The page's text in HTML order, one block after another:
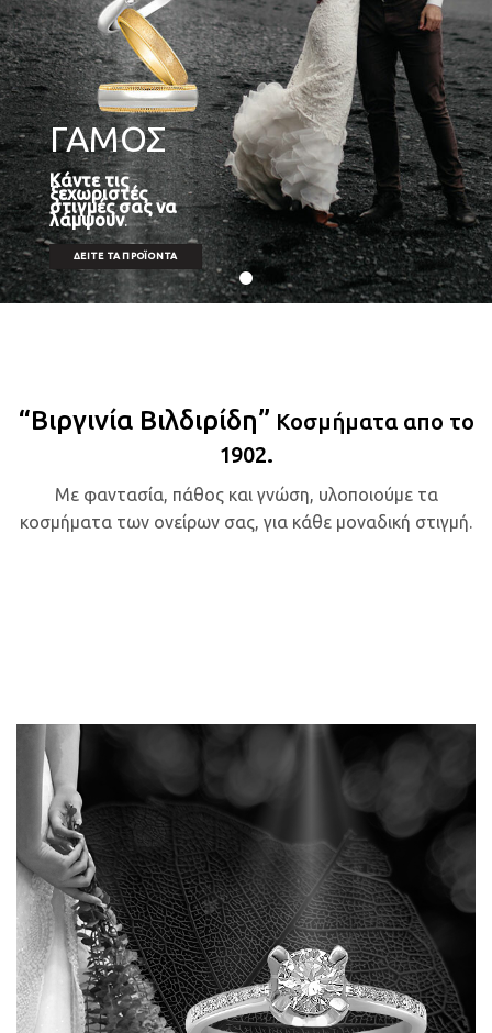
ΓΑΜΟΣ
Κάντε τις
ξεχωριστές
στιγμές σας να
λάμψουν.
ΔΕΊΤΕ ΤΑ ΠΡΟΪΌΝΤΑ
“Βιργινία Βιλδιρίδη” Κοσμήματα απο το
1902.
Με φαντασία, πάθος και γνώση, υλοποιούμε τα
κοσμήματα των ονείρων σας, για κάθε μοναδική στιγμή.